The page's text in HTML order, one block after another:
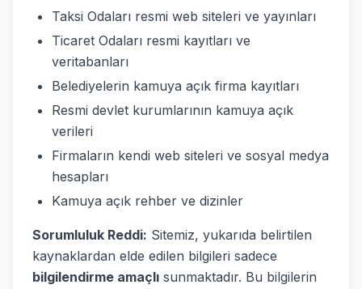
Taksi Odaları resmi web siteleri ve yayınları
Ticaret Odaları resmi kayıtları ve
veritabanları
Belediyelerin kamuya açık firma kayıtları
Resmi devlet kurumlarının kamuya açık
verileri
Firmaların kendi web siteleri ve sosyal medya
hesapları
Kamuya açık rehber ve dizinler
Sorumluluk Reddi: Sitemiz, yukarıda belirtilen
kaynaklardan elde edilen bilgileri sadece
bilgilendirme amaçlı sunmaktadır. Bu bilgilerin